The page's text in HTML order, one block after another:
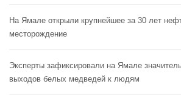
На Ямале открыли крупнейшее за 30 лет
месторождение
Эксперты зафиксировали на Ямале
выходов белых медведей к людям